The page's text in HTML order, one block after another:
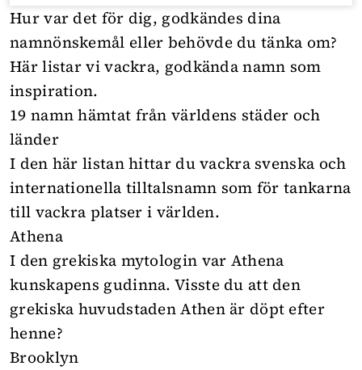
Hur var det för dig, godkändes dina
namnönskemål eller behövde du tänka om?
Här listar vi vackra, godkända namn som
inspiration.
19 namn hämtat från världens städer och
länder
I den här listan hittar du vackra svenska och
internationella tilltalsnamn som för tankarna
till vackra platser i världen.
Athena
I den grekiska mytologin var Athena
kunskapens gudinna. Visste du att den
grekiska huvudstaden Athen är döpt efter
henne?
Brooklyn